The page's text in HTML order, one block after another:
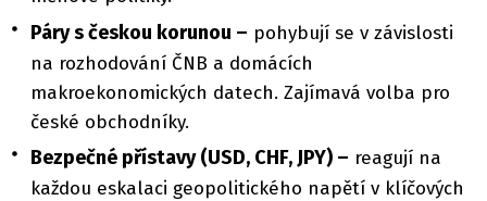
Páry s českou korunou – pohybují se v závislosti
na rozhodování ČNB a domácích
makroekonomických datech. Zajímavá volba pro
české obchodníky.
Bezpečné přístavy (USD, CHF, JPY) – reagují na
každou eskalaci geopolitického napětí v klíčových